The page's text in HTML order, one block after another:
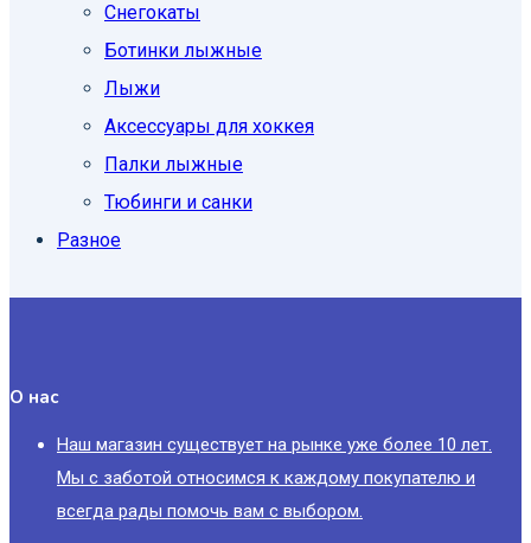
Снегокаты
Ботинки лыжные
Лыжи
Аксессуары для хоккея
Палки лыжные
Тюбинги и санки
Разное
О нас
Наш магазин существует на рынке уже более 10 лет.
Мы с заботой относимся к каждому покупателю и
всегда рады помочь вам с выбором.